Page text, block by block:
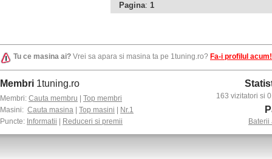
Pagina: 1
Tu ce masina ai? Vrei sa apara si masina ta pe 1tuning.ro? Fa-i profilul acum!
Membri 1tuning.ro
Membri: Cauta membru
Top membri
Masini: Cauta masina Top masini
Nr.1
Puncte: Informatii Reduceri si premii
163 vizitatori si